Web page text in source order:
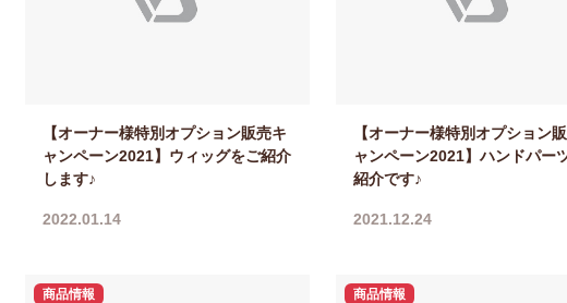
【オーナー様特別オプション販売キ
ャンペーン2021】ウィッグをご紹介
します♪
2022.01.14
【オーナー様特別オプション
ャンペーン2021】ハンドパー
紹介です♪
2021.12.24
商品情報 商品情報